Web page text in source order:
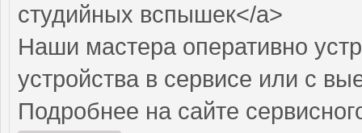
студийных вспышек</a>
Наши мастера оперативно
устройства в сервисе или с
Подробнее на сайте